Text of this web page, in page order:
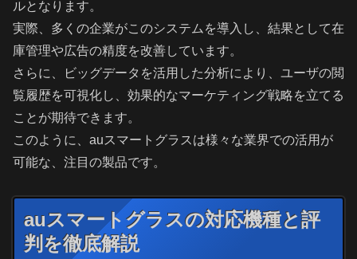
ルとなります。
実際、多くの企業がこのシステムを導入し、結果として在
庫管理や広告の精度を改善しています。
さらに、ビッグデータを活用した分析により、ユーザの閲
覧履歴を可視化し、効果的なマーケティング戦略を立てる
ことが期待できます。
このように、auスマートグラスは様々な業界での活用が
可能な、注目の製品です。
auスマートグラスの対応機種と評
判を徹底解説